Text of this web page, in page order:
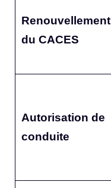
Renouvellement
du CACES
Autorisation de
conduite